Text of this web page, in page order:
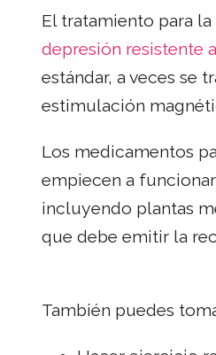
El tratamiento para
depresión resistente
estándar, a veces se
estimulación
Los medicamentos
empiecen a
incluyendo plantas
que debe emitir la
También puedes